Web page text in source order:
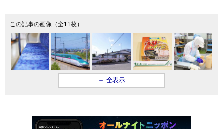
この記事の画像（全11枚）
＋ 全表示